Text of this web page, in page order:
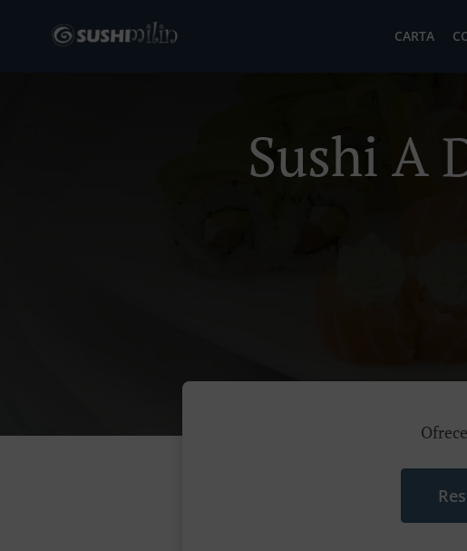
CARTA
Sushi A